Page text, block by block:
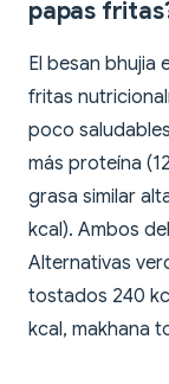
papas
El besan bhujia
fritas
poco
más proteína
grasa similar
kcal). Ambos
Alternativas
tostados 240
kcal, makhana